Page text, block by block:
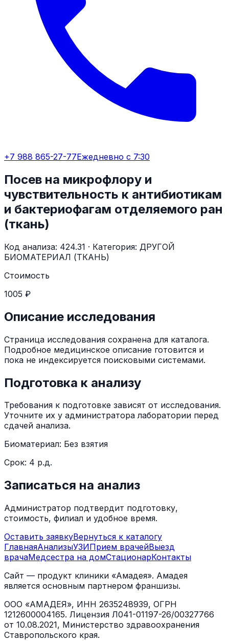
+7 988 865-27-77Ежедневно с 7:30
Посев на микрофлору и
чувствительность к антибиотикам
и бактериофагам отделяемого ран
(ткань)
Код анализа: 424.31 · Категория: ДРУГОЙ
БИОМАТЕРИАЛ (ТКАНЬ)
Стоимость
1005 ₽
Описание исследования
Страница исследования сохранена для каталога.
Подробное медицинское описание готовится и
пока не индексируется поисковыми системами.
Подготовка к анализу
Требования к подготовке зависят от исследования.
Уточните их у администратора лаборатории перед
сдачей анализа.
Биоматериал: Без взятия
Срок: 4 р.д.
Записаться на анализ
Администратор подтвердит подготовку,
стоимость, филиал и удобное время.
Оставить заявкуВернуться к каталогу
ГлавнаяАнализыУЗИПрием врачейВыезд
врачаМедсестра на домСтационарКонтакты
Сайт — продукт клиники «Амадея». Амадея
является основным партнером франшизы.
ООО «АМАДЕЯ», ИНН 2635248939, ОГРН
1212600004165. Лицензия Л041-01197-26/00327766
от 10.08.2021, Министерство здравоохранения
Ставропольского края.